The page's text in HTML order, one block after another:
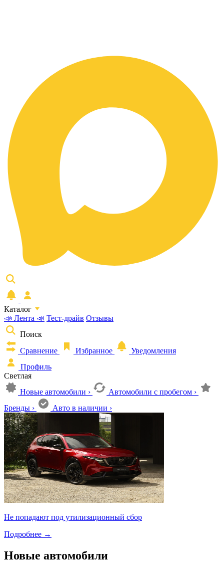
Каталог
📣 Лента 📣 Тест-драйв Отзывы
Поиск
Сравнение
Избранное
Уведомления
Профиль
Светлая
Новые автомобили › Автомобили с пробегом ›
Бренды › Авто в наличии ›
Не попадают под утилизационный сбор
Подробнее →
Новые автомобили